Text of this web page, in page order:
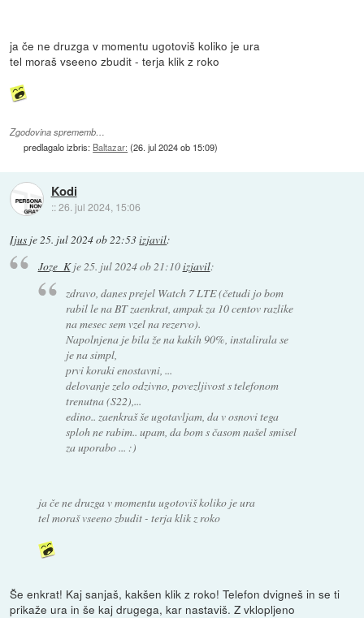
ja če ne druzga v momentu ugotoviš koliko je ura
tel moraš vseeno zbudit - terja klik z roko
Zgodovina sprememb…
predlagalo izbris: Baltazar: (26. jul 2024 ob 15:09)
Kodi
::26. jul 2024, 15:06
Ijus je 25. jul 2024 ob 22:53izjavil:
Joze_Kje25. jul 2024 ob 21:10izjavil:
zdravo, danes prejel Watch 7 LTE (četudi jo bom
rabil le na BT zaenkrat, ampak za 10 centov razlike
na mesec sem vzel na rezervo).
Napolnjena je bila že na kakih 90%, instalirala se
je na simpl,
prvi koraki enostavni, ...
delovanje zelo odzivno, povezljivost s telefonom
trenutna (S22),...
edino.. zaenkraš še ugotavljam, da v osnovi tega
sploh ne rabim.. upam, da bom s časom našel smisel
za uporabo ... :)
ja če ne druzga v momentu ugotoviš koliko je ura
tel moraš vseeno zbudit - terja klik z roko
Še enkrat! Kaj sanjaš, kakšen klik z roko! Telefon dvigneš in se ti
prikaže ura in še kaj drugega, kar nastaviš. Z vklopljeno